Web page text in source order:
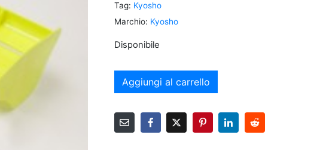
Tag: Kyosho
Marchio: Kyosho
Disponibile
Aggiungi al carrello